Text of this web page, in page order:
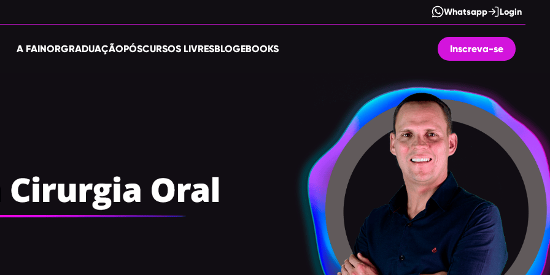
Whatsapp Login
A FAINORGRADUAÇÃOPÓSCURSOS LIVRESBLOGEBOOKS Inscreva-se